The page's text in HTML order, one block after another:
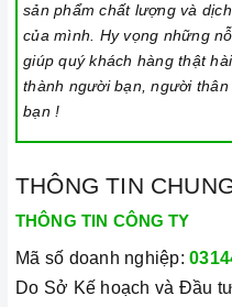
sản phẩm chất lượng và
của mình. Hy vọng những
giúp quý khách hàng thật
thành người bạn, người
bạn !
THÔNG TIN
THÔNG TIN CÔNG TY
Mã số doanh nghiệp:
Do Sở Kế hoạch và Đầu